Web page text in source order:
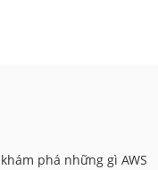
phá những gì AWS